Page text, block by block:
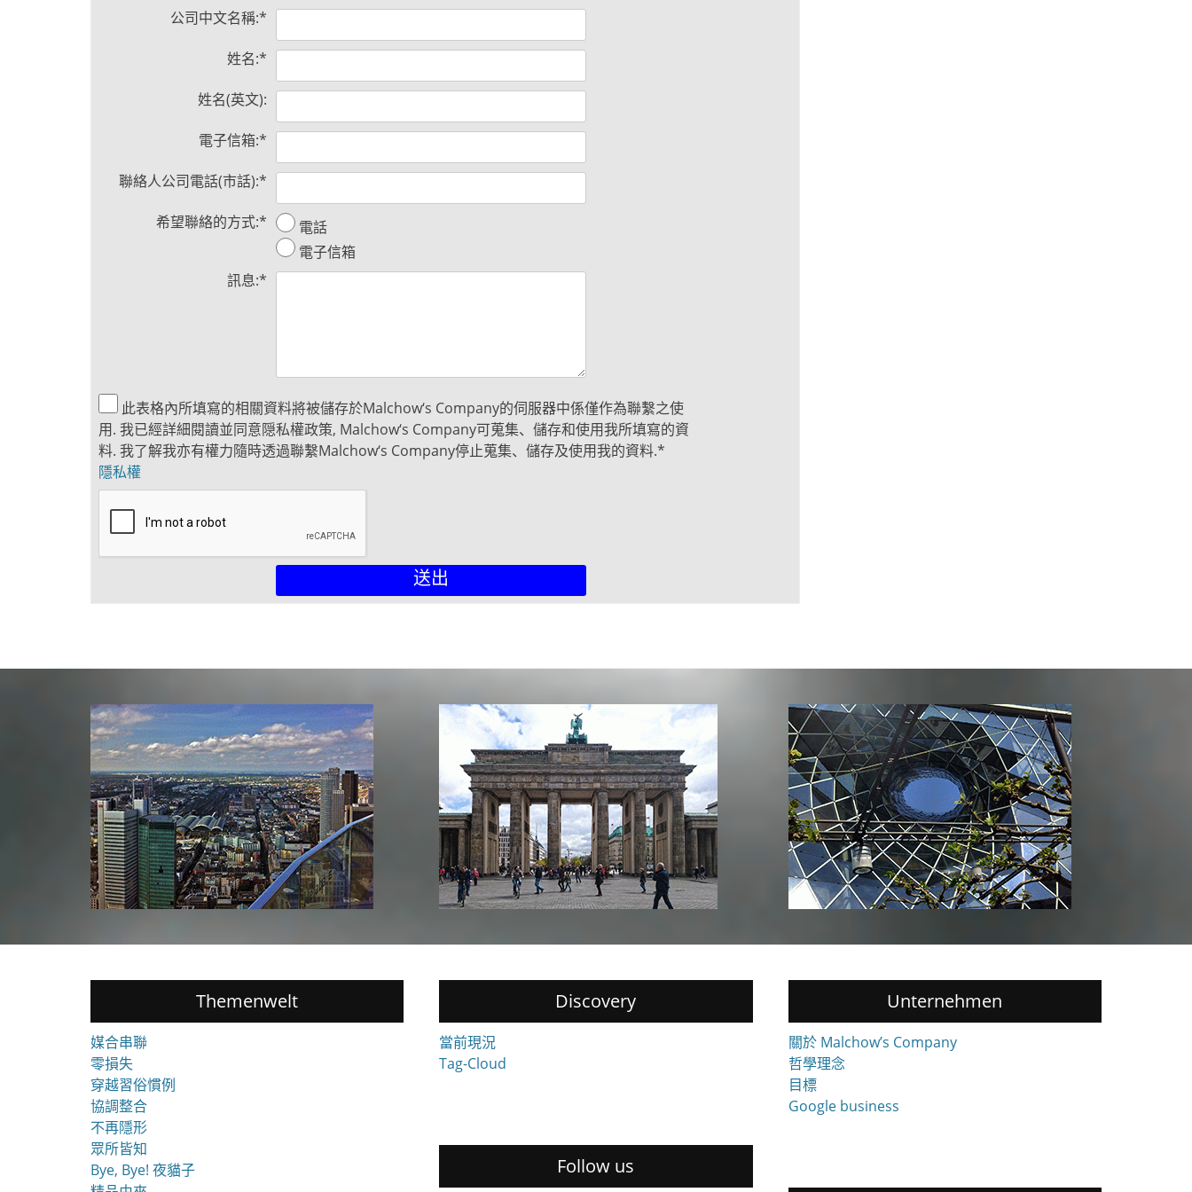
公司中文名稱:*
姓名:*
姓名(英文):
電子信箱:*
聯絡人公司電話(市話):*
希望聯絡的方式:*
電話
電子信箱
訊息:*
此表格內所填寫的相關資料將被儲存於Malchow‘s Company的伺服器中係僅作為聯繫之使
用. 我已經詳細閱讀並同意隠私權政策, Malchow‘s Company可蒐集、儲存和使用我所填寫的資
料. 我了解我亦有權力隨時透過聯繫Malchow‘s Company停止蒐集、儲存及使用我的資料.*
隱私權
Themenwelt
媒合串聯
零損失
穿越習俗慣例
協調整合
不再隱形
眾所皆知
Bye, Bye! 夜貓子
Discovery
當前現況
Tag-Cloud
Follow us
Unternehmen
關於 Malchow’s Company
哲學理念
目標
Google business